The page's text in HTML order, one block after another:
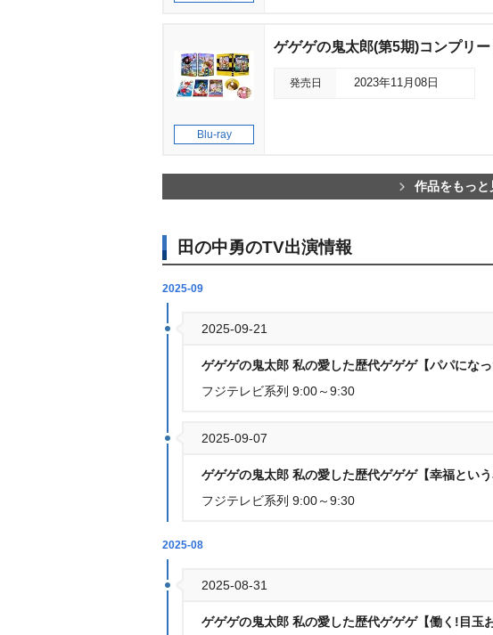
Blu-ray
ゲゲゲの鬼太郎(第5期)コンプリ
発売日 2023年11月08日
作品をもっと
田の中勇のTV出演情報
2025-09
2025-09-21
ゲゲゲの鬼太郎 私の愛した歴代ゲゲゲ【パパにな
フジテレビ系列 9:00～9:30
2025-09-07
ゲゲゲの鬼太郎 私の愛した歴代ゲゲゲ【幸福とい
フジテレビ系列 9:00～9:30
2025-08
2025-08-31
ゲゲゲの鬼太郎 私の愛した歴代ゲゲゲ【働く!目玉